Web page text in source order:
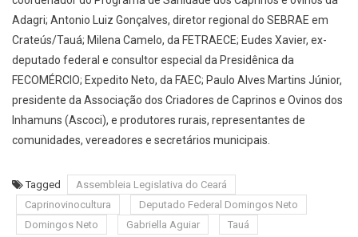
Adagri; Antonio Luiz Gonçalves, diretor regional do SEBRAE em
Crateús/Tauá; Milena Camelo, da FETRAECE; Eudes Xavier, ex-
deputado federal e consultor especial da Presidênica da
FECOMÉRCIO; Expedito Neto, da FAEC; Paulo Alves Martins Júnior,
presidente da Associação dos Criadores de Caprinos e Ovinos dos
Inhamuns (Ascoci), e produtores rurais, representantes de
comunidades, vereadores e secretários municipais.
Tagged
Assembleia Legislativa do Ceará
Caprinovinocultura
Deputado Federal Domingos Neto
Domingos Neto
Gabriella Aguiar Tauá